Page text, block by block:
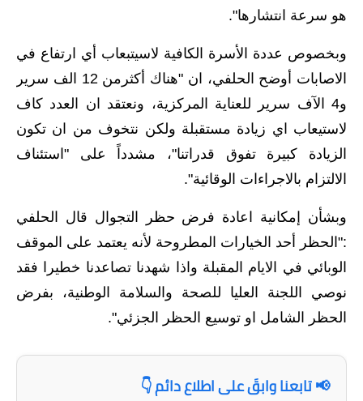
المرحلة المتوسطة
المرحلة الاعدادية
مرشحات
المرحلة الابتدائية
المرحلة الاعدادية
كتب مدرسية
المرحلة الابتدائية
المرحلة الاعدادية
هو سرعة انتشارها".
وبخصوص عددة الأسرة الكافية لاسيتبعاب أي ارتفاع في
الاصابات أوضح الحلفي، ان "هناك أكثرمن 12 الف سرير
و4 الآف سرير للعناية المركزية، ونعتقد ان العدد كاف
لاستيعاب اي زيادة مستقبلة ولكن نتخوف من ان تكون
الزيادة كبيرة تفوق قدراتنا"، مشدداً على "استئناف
الالتزام بالاجراءات الوقائية".
وبشأن إمكانية اعادة فرض حظر التجوال قال الحلفي
:"الحظر أحد الخيارات المطروحة لأنه يعتمد على الموقف
الوبائي في الايام المقبلة واذا شهدنا تصاعدنا خطيرا فقد
نوصي اللجنة العليا للصحة والسلامة الوطنية، بفرض
الحظر الشامل او توسيع الحظر الجزئي".
📢 تابعنا وابقَ على اطلاع دائم 👇